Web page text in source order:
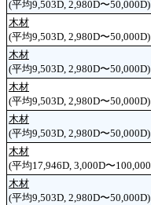
(平均9,503D, 2,980D〜50,000D)
木材
(平均9,503D, 2,980D〜50,000D)
木材
(平均9,503D, 2,980D〜50,000D)
木材
(平均9,503D, 2,980D〜50,000D)
木材
(平均9,503D, 2,980D〜50,000D)
木材
(平均17,946D, 3,000D〜
木材
(平均9,503D, 2,980D〜50,000D)